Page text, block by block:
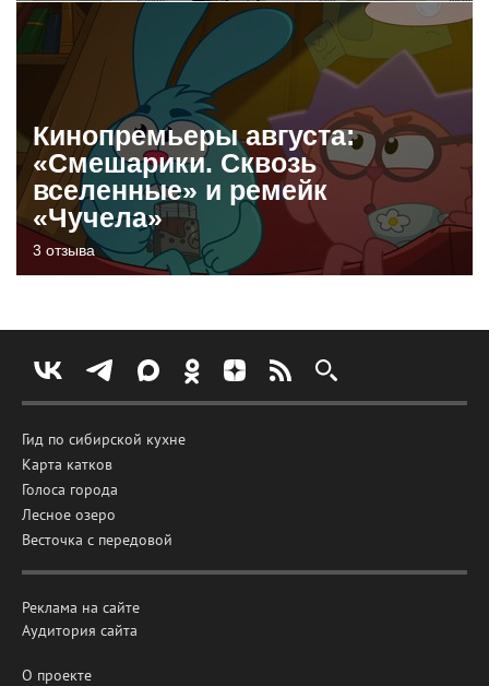
Кинопремьеры августа:
«Смешарики. Сквозь
вселенные» и ремейк
«Чучела»
3 отзыва
Гид по сибирской кухне
Карта катков
Голоса города
Лесное озеро
Весточка с передовой
Реклама на сайте
Аудитория сайта
О проекте